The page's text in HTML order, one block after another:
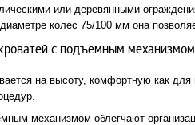
или деревянными
колес 75/100 мм она
с подъемным механизмом
на высоту, комфортную как
механизмом облегчают